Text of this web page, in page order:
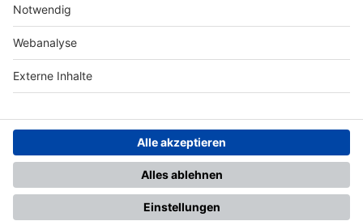
Nutzungsbedingungen Datenschutz Impressum